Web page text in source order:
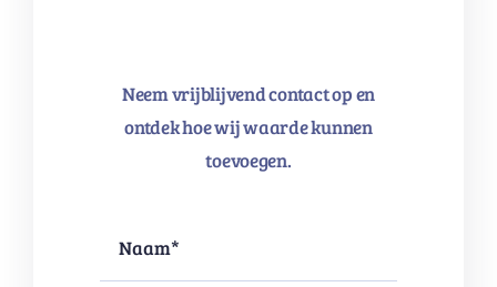
Neem vrijblijvend contact op en
ontdek hoe wij waarde kunnen
toevoegen.